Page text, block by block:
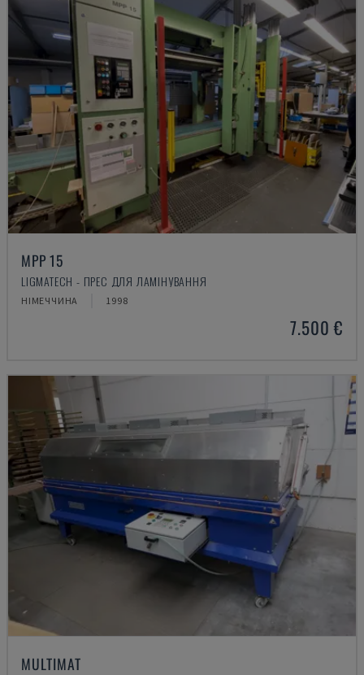
MPP 15
LIGMATECH - ПРЕС ДЛЯ ЛАМІНУВАННЯ
НІМЕЧЧИНА 1998
7.500 €
MULTIMAT